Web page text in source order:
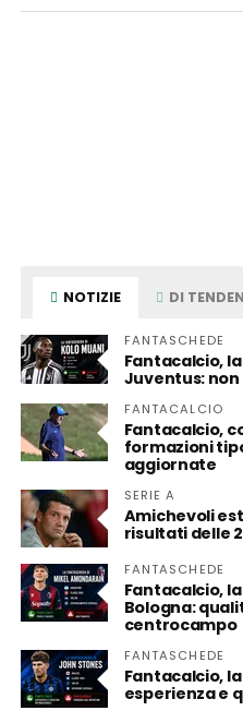
NOTIZIE DI
FANTASCHEDE
Fantacalcio,
Juventus: non
FANTACALCIO
Fantacalcio,
formazioni
aggiornate
SERIE A
Amichevoli
risultati delle
FANTASCHEDE
Fantacalcio,
Bologna:
centrocampo
FANTASCHEDE
Fantacalcio,
esperienza e